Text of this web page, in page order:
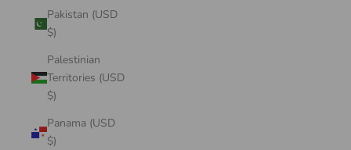
Pakistan (USD
$)
Palestinian
Territories (USD
$)
Panama (USD
$)